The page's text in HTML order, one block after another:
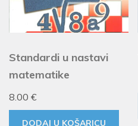
Standardi u nastavi
matematike
8.00 €
DODAJ U KOŠARICU